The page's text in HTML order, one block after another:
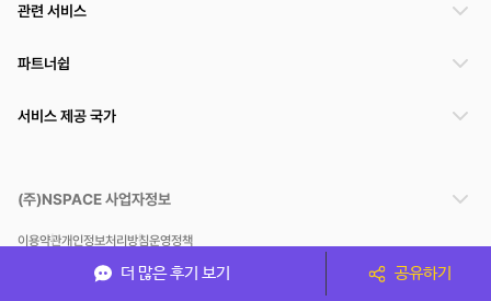
더 많은 후기 보기 공유하기
관련 서비스
파트너쉽
서비스 제공 국가
(주)NSPACE 사업자정보
이용약관개인정보처리방침운영정책
스페이스클라우드는 통신판매중개자이며 통신판매의 당사자가 아닙니다. 따라서 스페이스클
라우드는 공간 거래정보 및 거래에 대해 책임지지 않습니다.